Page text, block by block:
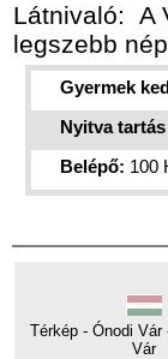
Látnivaló: A
legszebb
Gyermek
Nyitva
Belépő: 100
Térkép - Ónodi Vár
Vár